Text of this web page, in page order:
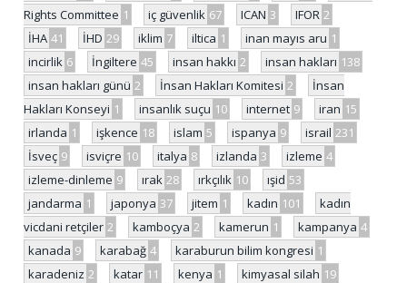
Rights Committee 1 iç güvenlik 67 ICAN 3 IFOR 2
İHA 41 İHD 29 iklim 7 iltica 1 inan mayıs aru 1
incirlik 6 İngiltere 45 insan hakkı 2 insan hakları 138
insan hakları günü 2 İnsan Hakları Komitesi 2
İnsan
Hakları Konseyi 1 insanlık suçu 10 internet 9 iran 15
irlanda 1 işkence 18 islam 5 ispanya 9 israil 231
İsveç 9 isviçre 10 italya 8 izlanda 3 izleme 4
izleme-dinleme 9 ırak 28 ırkçılık 10 ışid 53
jandarma 1 japonya 37 jitem 1 kadın 101
kadın
vicdani retçiler 2 kamboçya 2 kamerun 1 kampanya 4
kanada 9 karabağ 4 karaburun bilim kongresi 1
karadeniz 2 katar 11 kenya 1 kimyasal silah 19